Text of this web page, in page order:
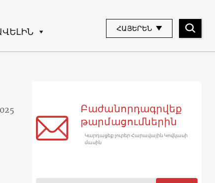
ՀԱՅԵՐԵՆ
Բաժանորդագրվեք
թարմացումներին
Կարդացեք լուրեր Հարավային Կովկասի
մասին